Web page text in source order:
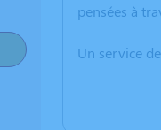
pensées à
Un service